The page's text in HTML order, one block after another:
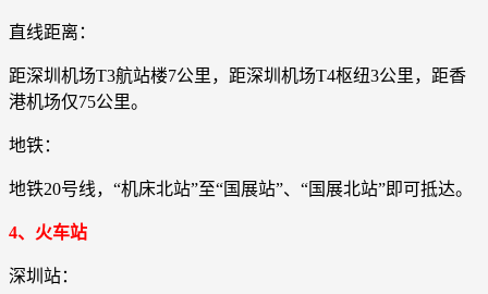
直线距离：
距深圳机场T3航站楼7公里，距深圳机场T4枢纽3公里，距香
港机场仅75公里。
地铁：
地铁20号线，“机床北站”至“国展站”、“国展北站”即可抵达。
4、火车站
深圳站：